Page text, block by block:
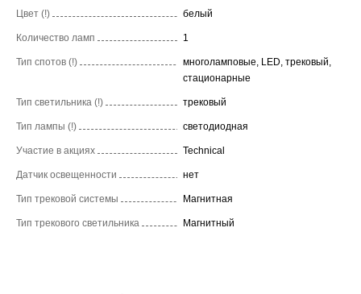
Цвет (!) белый
Количество ламп 1
Тип спотов (!)
многоламповые, LED, трековый,
стационарные
Тип светильника (!) трековый
Тип лампы (!) светодиодная
Участие в акциях Technical
Датчик освещенности нет
Тип трековой системы Магнитная
Тип трекового светильника Магнитный